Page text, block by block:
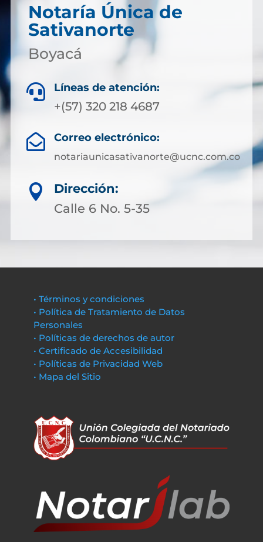
Notaría Única de
Sativanorte
Boyacá
 Líneas de atención:
+(57) 320 218 4687
 Correo electrónico:
notariaunicasativanorte@ucnc.com.co

Dirección:
Calle 6 No. 5-35
• Términos y condiciones
• Política de Tratamiento de Datos
Personales
• Políticas de derechos de autor
• Certificado de Accesibilidad
• Políticas de Privacidad Web
• Mapa del Sitio